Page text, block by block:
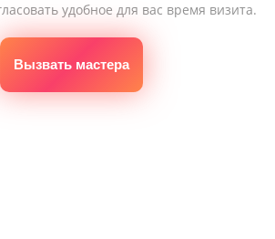
удобное для вас время визита.
Вызвать мастера